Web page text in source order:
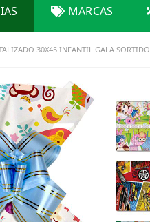
MARCAS
30X45 INFANTIL GALA SORTIDO